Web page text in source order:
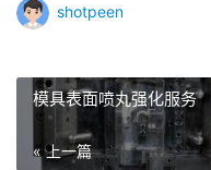
shotpeen
模具表面喷丸强化服务
« 上一篇